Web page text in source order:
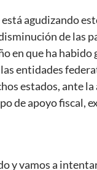
agudizando
de las
en que ha
entidades
estados, ante
de apoyo fiscal,
y vamos a